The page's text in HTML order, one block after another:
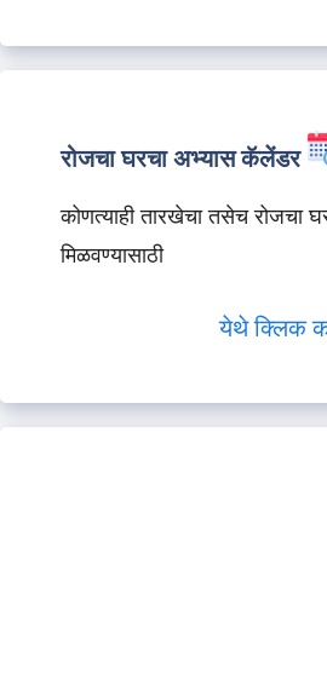
रोजचा घरचा अभ्यास कॅलेंडर
कोणत्याही तारखेचा तसेच रोजचा
मिळवण्यासाठी
येथे क्लिक